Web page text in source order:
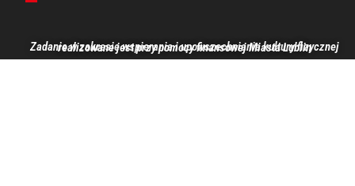
Zadanie w zakresie wspierania i upowszechniania kultury fizycznej realizowane jest przy pomocy finansowej Miasta Lublin